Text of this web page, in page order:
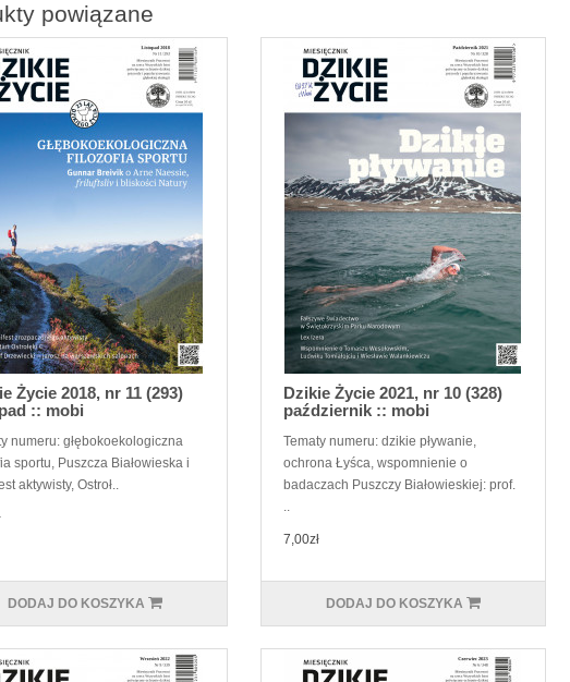
powiązane
Życie 2018, nr 11 (293)
:: mobi
numeru: głębokoekologiczna
sportu, Puszcza Białowieska i
aktywisty, Ostroł..
DODAJ DO KOSZYKA
Dzikie Życie 2021, nr 10 (328)
październik :: mobi
Tematy numeru: dzikie pływanie,
ochrona Łyśca, wspomnienie o
badaczach Puszczy Białowieskiej: prof.
..
7,00zł
DODAJ DO KOSZYKA